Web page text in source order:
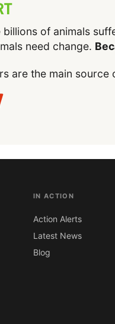
of animals
need change.
are the main source
IN ACTION
Action Alerts
Latest News
Blog